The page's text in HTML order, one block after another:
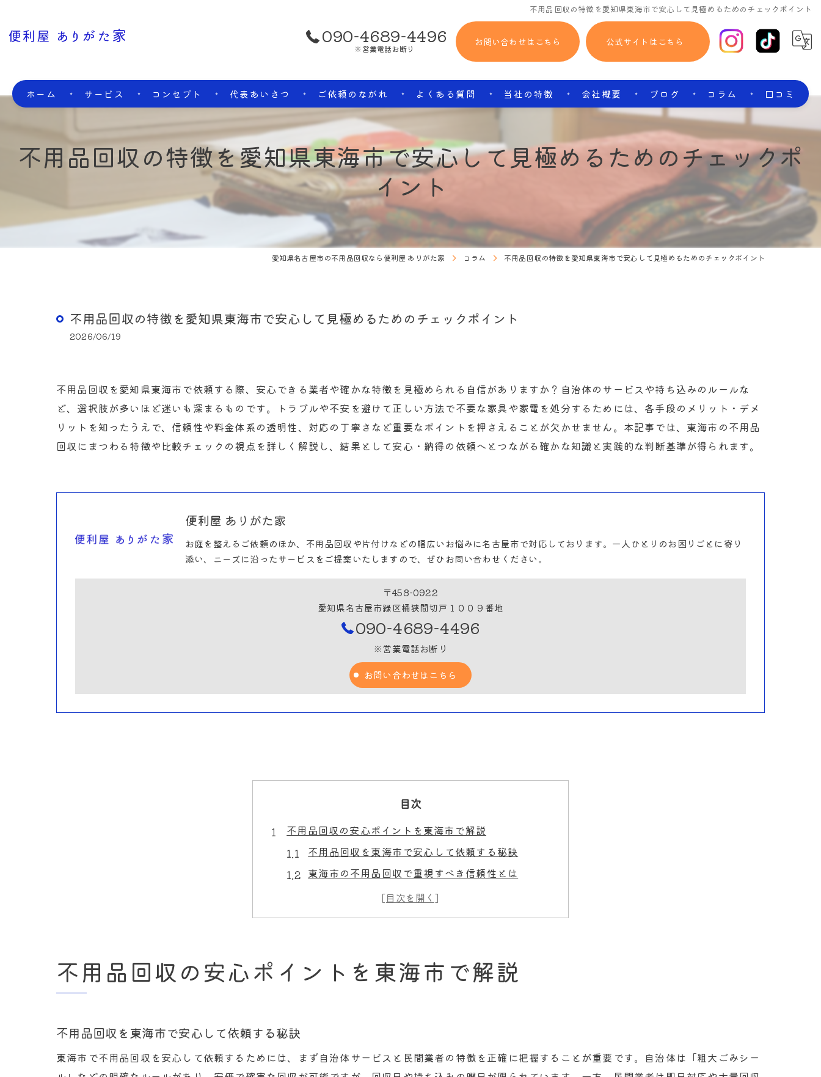
不用品回収の特徴を愛知県東海市で安心して見極めるためのチェックポイント
090-4689-4496
※営業電話お断り
お問い合わせはこちら 公式サイトはこちら
ホーム サービス コンセプト 代表あいさつ ご依頼のながれ よくある質問 当社の特徴
便利屋
遺品整理
エアコン
会社概要 ブログ コラム 口コミ
不用品回収の特徴を愛知県東海市で安心して見極めるためのチェックポ
イント
愛知県名古屋市の不用品回収なら便利屋 ありがた家 コラム 不用品回収の特徴を愛知県東海市で安心して見極めるためのチェックポイント
不用品回収の特徴を愛知県東海市で安心して見極めるためのチェックポイント
2026/06/19
不用品回収を愛知県東海市で依頼する際、安心できる業者や確かな特徴を見極められる自信がありますか？自治体のサービスや持ち込みのルールな
ど、選択肢が多いほど迷いも深まるものです。トラブルや不安を避けて正しい方法で不要な家具や家電を処分するためには、各手段のメリット・デメ
リットを知ったうえで、信頼性や料金体系の透明性、対応の丁寧さなど重要なポイントを押さえることが欠かせません。本記事では、東海市の不用品
回収にまつわる特徴や比較チェックの視点を詳しく解説し、結果として安心・納得の依頼へとつながる確かな知識と実践的な判断基準が得られます。
便利屋 ありがた家
お庭を整えるご依頼のほか、不用品回収や片付けなどの幅広いお悩みに名古屋市で対応しております。一人ひとりのお困りごとに寄り
添い、ニーズに沿ったサービスをご提案いたしますので、ぜひお問い合わせください。
〒458-0922
愛知県名古屋市緑区桶狭間切戸１００９番地
090-4689-4496
※営業電話お断り
お問い合わせはこちら
目次
不用品回収の安心ポイントを東海市で解説
不用品回収を東海市で安心して依頼する秘訣
東海市の不用品回収で重視すべき信頼性とは
トラブル回避に役立つ不用品回収の確認事項
東海市で不用品回収業者を選ぶ際の注意点
粗大ごみシール利用から回収方法まで東海市の特徴
東海市の粗大ごみシールで不用品回収をスムーズに
東海市の粗大ごみ回収と民間不用品回収の違い
不用品回収の安心ポイントを東海市で解説
不用品回収を東海市で安心して依頼する秘訣
東海市で不用品回収を安心して依頼するためには、まず自治体サービスと民間業者の特徴を正確に把握することが重要です。自治体は「粗大ごみシー